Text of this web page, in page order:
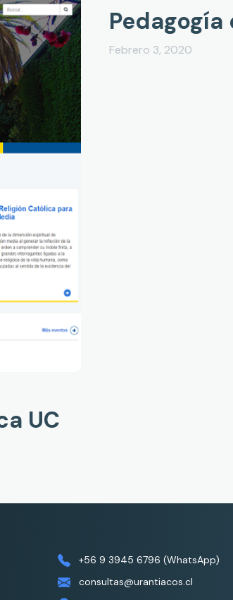
UC
Pedagogía
Febrero 3, 2020
+56 9 3945 6796 (WhatsApp)
consultas@urantiacos.cl